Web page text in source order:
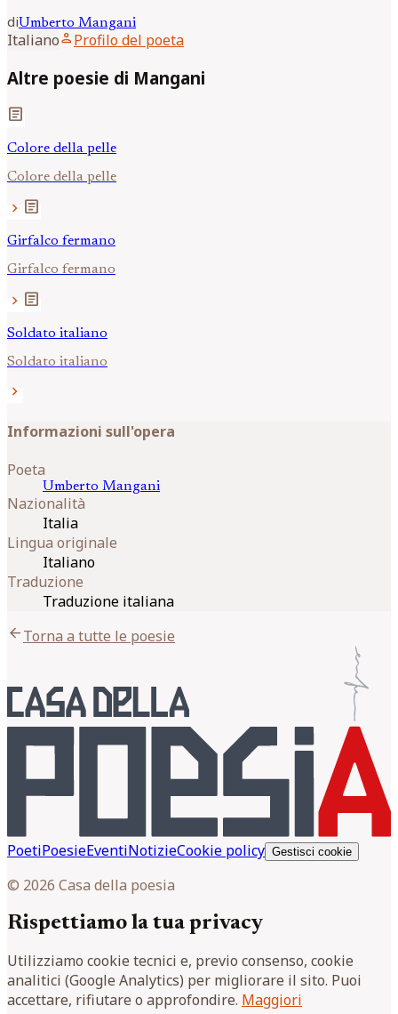
diUmberto Mangani
Italianoperson Profilo del poeta
Altre poesie di Mangani
article
Colore della pelle
Colore della pelle
chevron_right article
Girfalco fermano
Girfalco fermano
chevron_right article
Soldato italiano
Soldato italiano
chevron_right
Informazioni sull'opera
Poeta
Umberto Mangani
Nazionalità
Italia
Lingua originale
Italiano
Traduzione
Traduzione italiana
arrow_backTorna a tutte le poesie
PoetiPoesieEventiNotizieCookie policy Gestisci cookie
© 2026 Casa della poesia
Rispettiamo la tua privacy
Utilizziamo cookie tecnici e, previo consenso, cookie
analitici (Google Analytics) per migliorare il sito. Puoi
accettare, rifiutare o approfondire. Maggiori